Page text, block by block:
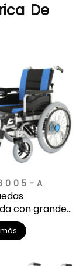
De
A
con grandes
hacia